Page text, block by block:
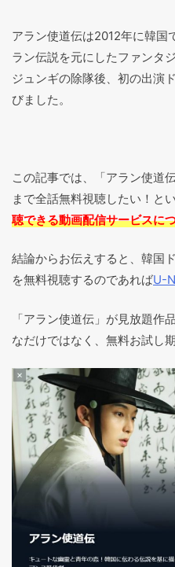
アラン使道伝は2012年に韓国
ラン伝説を元にしたファンタ
ジュンギの除隊後、初の出演
びました。
この記事では、「アラン使道
まで全話無料視聴したい！と
聴できる動画配信サービスに
結論からお伝えすると、韓国
を無料視聴するのであればU-
「アラン使道伝」が見放題作
なだけではなく、無料お試し